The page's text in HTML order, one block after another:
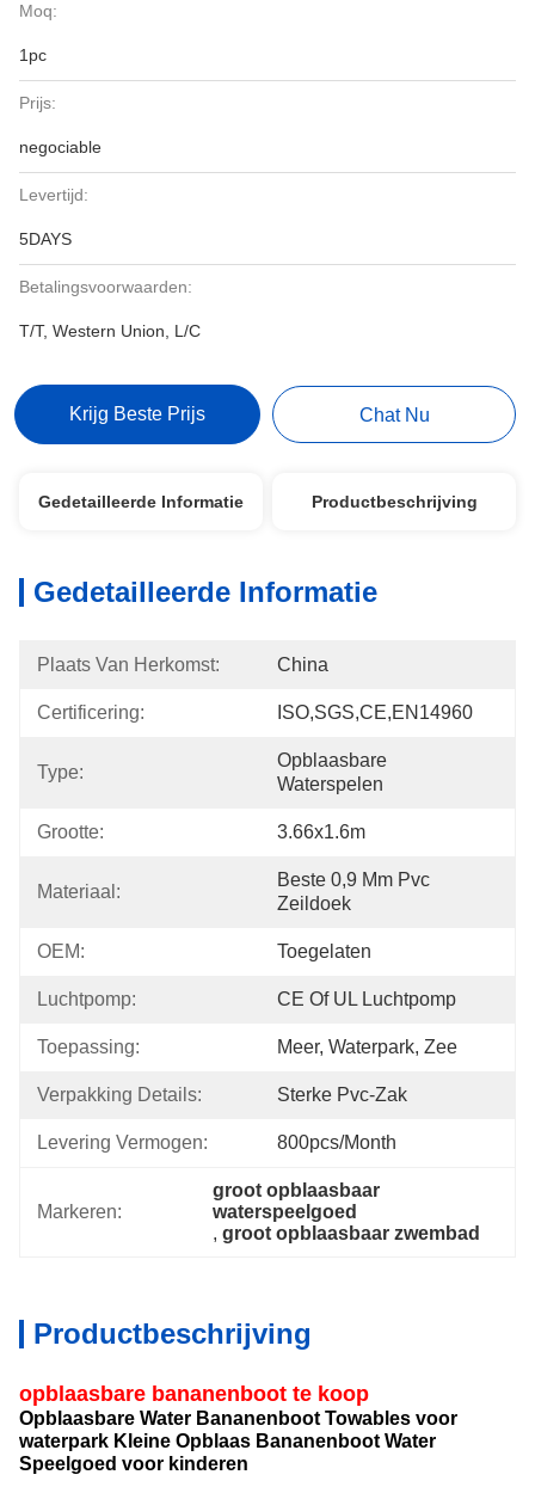
Moq:
1pc
Prijs:
negociable
Levertijd:
5DAYS
Betalingsvoorwaarden:
T/T, Western Union, L/C
Krijg Beste Prijs Chat Nu
Gedetailleerde Informatie Productbeschrijving
Gedetailleerde Informatie
Plaats Van Herkomst: China
Certificering: ISO,SGS,CE,EN14960
Type:
Opblaasbare
Waterspelen
Grootte: 3.66x1.6m
Materiaal:
Beste 0,9 Mm Pvc
Zeildoek
OEM: Toegelaten
Luchtpomp: CE Of UL Luchtpomp
Toepassing: Meer, Waterpark, Zee
Verpakking Details: Sterke Pvc-Zak
Levering Vermogen: 800pcs/month
Markeren:
groot opblaasbaar
waterspeelgoed
, groot opblaasbaar zwembad
Productbeschrijving
opblaasbare bananenboot te koop
Opblaasbare Water Bananenboot Towables voor
waterpark Kleine Opblaas Bananenboot Water
Speelgoed voor kinderen